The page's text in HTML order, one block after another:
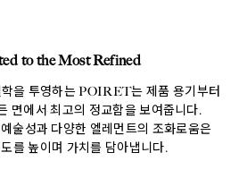
to the Most Refined
을 투영하는 POIRET는 제품 용기부터
면에서 최고의 정교함을 보여줍니다.
술성과 다양한 엘레먼트의 조화로움은
를 높이며 가치를 담아냅니다.